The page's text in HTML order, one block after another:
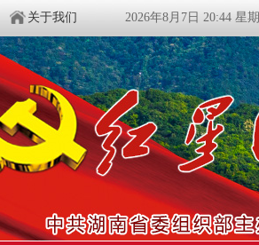
关于我们 2026年8月7日 20:44 星